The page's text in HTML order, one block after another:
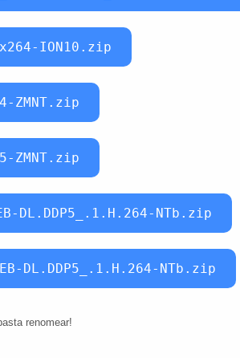
ION10.zip
ZMNT.zip
ZMNT.zip
DL.DDP5_.1.H.264-NTb.zip
DL.DDP5_.1.H.264-NTb.zip
renomear!